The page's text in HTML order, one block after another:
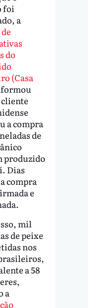
foi
a
do
(Casa
a compra
de
produzido
Dias
compra
e
mil
de peixe
nos
a 58
a